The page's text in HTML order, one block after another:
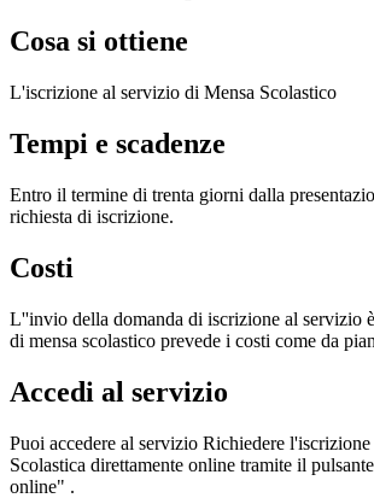
Cosa si ottiene
L'iscrizione al servizio di Mensa Scolastico
Tempi e scadenze
Entro il termine di trenta giorni dalla
richiesta di iscrizione.
Costi
L''invio della domanda di iscrizione al servizio
di mensa scolastico prevede i costi come da
Accedi al servizio
Puoi accedere al servizio Richiedere l'iscrizione
Scolastica direttamente online tramite il
online" .